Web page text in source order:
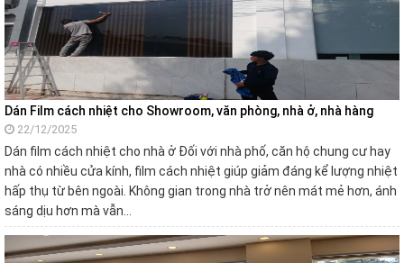
Dán Film cách nhiệt cho Showroom, văn phòng, nhà ở, nhà hàng
22/12/2025
Dán film cách nhiệt cho nhà ở Đối với nhà phố, căn hộ chung cư hay
nhà có nhiều cửa kính, film cách nhiệt giúp giảm đáng kể lượng nhiệt
hấp thụ từ bên ngoài. Không gian trong nhà trở nên mát mẻ hơn, ánh
sáng dịu hơn mà vẫn…